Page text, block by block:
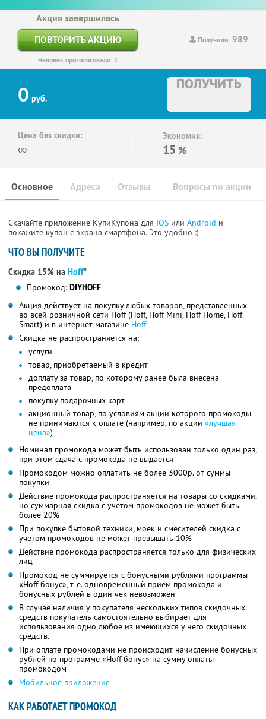
Получили:989
Акция завершилась
ПОВТОРИТЬ АКЦИЮ
Человек проголосовало: 1
0 руб.
ПОЛУЧИТЬ
Цена без скидки:
∞
Экономия:
15 %
Основное Отзывы Вопросы по акции
Адреса
Скачайте приложение КупиКупона для IOS или Android и
покажите купон с экрана смартфона. Это удобно :)
ЧТО ВЫ ПОЛУЧИТЕ
Скидка 15% на Hoff*
Промокод: DIYHOFF
Акция действует на покупку любых товаров, представленных
во всей розничной сети Hoff (Hoff, Hoff Mini, Hoff Home, Hoff
Smart) и в интернет-магазине Hoff
Скидка не распространяется на:
услуги
товар, приобретаемый в кредит
доплату за товар, по которому ранее была внесена
предоплата
покупку подарочных карт
акционный товар, по условиям акции которого промокоды
не принимаются к оплате (например, по акции «лучшая
цена»)
Номинал промокода может быть использован только один раз,
при этом сдача с промокода не выдается
Промокодом можно оплатить не более 3000р. от суммы
покупки
Действие промокода распространяется на товары со скидками,
но суммарная скидка с учетом промокодов не может быть
более 20%
При покупке бытовой техники, моек и смесителей скидка с
учетом промокодов не может превышать 10%
Действие промокода распространяется только для физических
лиц
Промокод не суммируется с бонусными рублями программы
«Hoff бонус», т. е. одновременный прием промокода и
бонусных рублей в один чек невозможен
В случае наличия у покупателя нескольких типов скидочных
средств покупатель самостоятельно выбирает для
использования одно любое из имеющихся у него скидочных
средств.
При оплате промокодами не происходит начисление бонусных
рублей по программе «Hoff бонус» на сумму оплаты
промокодом
Мобильное приложение
КАК РАБОТАЕТ ПРОМОКОД